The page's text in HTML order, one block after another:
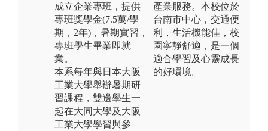
成立企業專班，提供
專班獎學金(7.5萬/學
期，2年)，暑期實習，
專班學生畢業即就
業。
本系每年與日本大阪
工業大學舉辦暑期研
習課程，雙邊學生一
起在大同大學及大阪
工業大學學習與參
產業服務。本校位於
台南市中心，交通便
利，生活機能佳，校
園寧靜舒適，是一個
適合學習及心靈成長
的好環境。